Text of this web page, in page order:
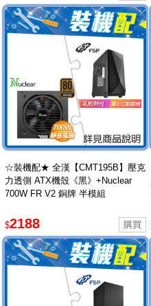
☆裝機配★ 全漢【CMT195B】壓克
力透側 ATX機殼《黑》+Nuclear
700W FR V2 銅牌 半模組
$2188